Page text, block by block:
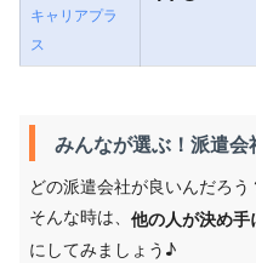
キャリアプラ
ス
みんなが選ぶ！派遣会
どの派遣会社が良いんだろ
そんな時は、 他の人が決め手
にしてみましょう♪